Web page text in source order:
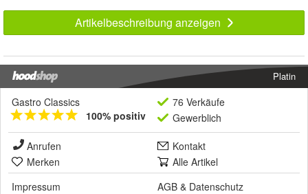
Artikelbeschreibung anzeigen
Platin
Gastro Classics
100% positiv
76 Verkäufe
Gewerblich
Anrufen
Kontakt
Merken
Alle Artikel
Impressum
AGB & Datenschutz